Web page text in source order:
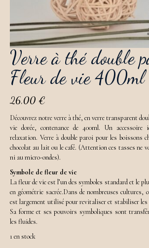
Verre à thé double
Fleur de vie 400ml
26,00 €
Découvrez notre verre à thé, en verre transparent
vie dorée, contenance de 400ml. Un accessoire
relaxation. Verre à double paroi pour les boissons
chocolat au lait ou le café. (Attention ces tasses ne
ni au micro-ondes).
Symbole de fleur de vie
La fleur de vie est l’un des symboles standard et le
en géométrie sacrée.Dans de nombreuses cultures,
est largement utilisé pour revitaliser et stabiliser
Sa forme et ses pouvoirs symboliques sont
les fluides.
1 en stock